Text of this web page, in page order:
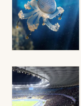
29 - Finistère
Choisir mes
Mon email